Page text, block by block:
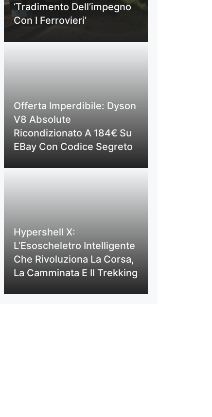
‘Tradimento Dell’impegno
Con I Ferrovieri’
Offerta Imperdibile: Dyson
V8 Absolute
Ricondizionato A 184€ Su
EBay Con Codice Segreto
Hypershell X:
L’Esoscheletro Intelligente
Che Rivoluziona La Corsa,
La Camminata E Il Trekking